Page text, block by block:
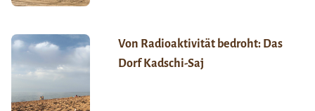
Von Radioaktivität bedroht: Das
Dorf Kadschi-Saj